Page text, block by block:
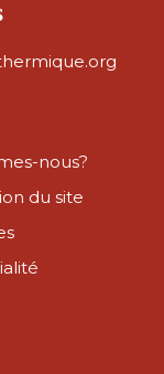
nous?
du site